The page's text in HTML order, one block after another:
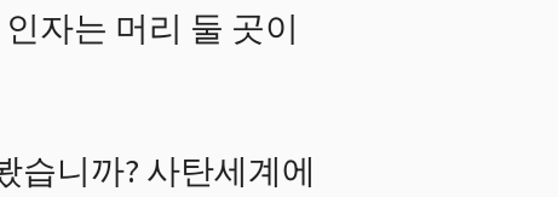
자는 머리 둘 곳이
습니까? 사탄세계에